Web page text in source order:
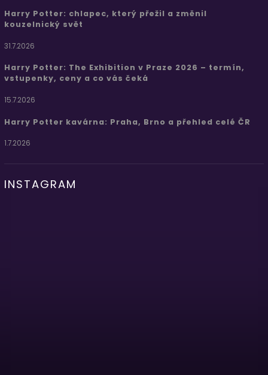
Harry Potter: chlapec, který přežil a změnil
kouzelnický svět
31.7.2026
Harry Potter: The Exhibition v Praze 2026 – termín,
vstupenky, ceny a co vás čeká
15.7.2026
Harry Potter kavárna: Praha, Brno a přehled celé ČR
1.7.2026
INSTAGRAM